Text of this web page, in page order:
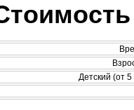
Детский (от